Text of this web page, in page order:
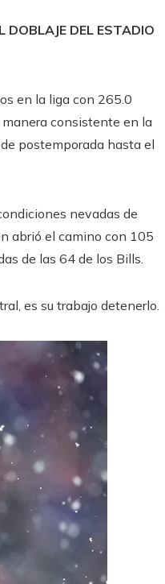
DOBLAJE DEL ESTADIO
en la liga con 265.0
manera consistente en la
postemporada hasta el
nevadas de
abrió el camino con 105
de las 64 de los Bills.
es su trabajo detenerlo.